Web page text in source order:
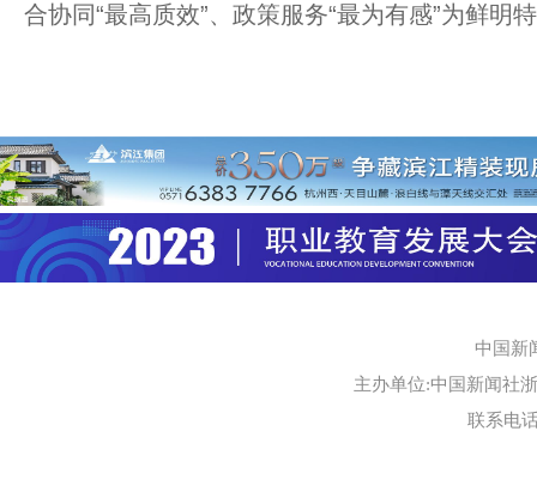
合协同“最高质效”、政策服务“最为有感”为鲜明
中国新
主办单位:中国新闻社
联系电